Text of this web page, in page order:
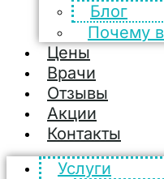
Блог
Почему
Цены
Врачи
Отзывы
Акции
Контакты
Услуги